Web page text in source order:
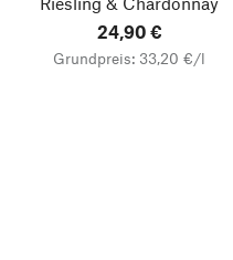
24,90 €
Grundpreis: 33,20 €/l